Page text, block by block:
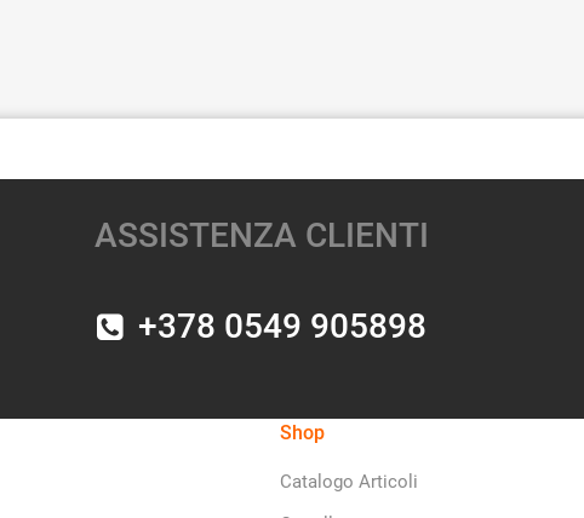
ASSISTENZA CLIENTI
+378 0549 905898
Shop
Catalogo Articoli